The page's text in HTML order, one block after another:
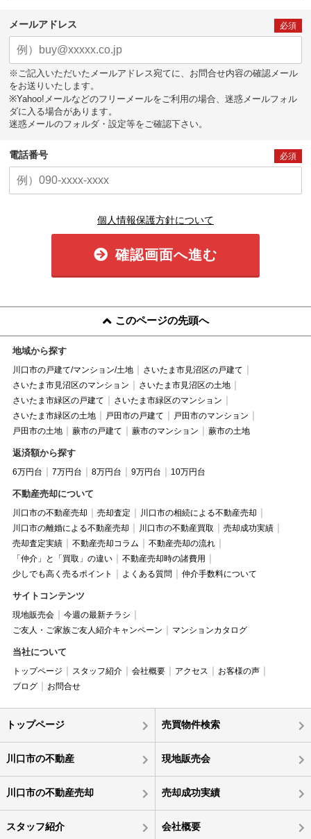
メールアドレス 必須
※ご記入いただいたメールアドレス宛てに、お問合せ内容の確認メール
をお送りいたします。
※Yahoo!メールなどのフリーメールをご利用の場合、迷惑メールフォル
ダに入る場合があります。
迷惑メールのフォルダ・設定等をご確認下さい。
電話番号 必須
個人情報保護方針について
確認画面へ進む
このページの先頭へ
地域から探す
川口市の戸建て/マンション/土地
さいたま市見沼区の戸建て
さいたま市見沼区のマンション
さいたま市見沼区の土地
さいたま市緑区の戸建て
さいたま市緑区のマンション
さいたま市緑区の土地
戸田市の戸建て
戸田市のマンション
戸田市の土地
蕨市の戸建て 蕨市のマンション 蕨市の土地
返済額から探す
6万円台 7万円台 8万円台 9万円台 10万円台
不動産売却について
川口市の不動産売却 売却査定
川口市の相続による不動産売却
川口市の離婚による不動産売却
川口市の不動産買取
売却成功実績
売却査定実績
不動産売却コラム
不動産売却の流れ
「仲介」と「買取」の違い
不動産売却時の諸費用
少しでも高く売るポイント
よくある質問 仲介手数料について
サイトコンテンツ
現地販売会
今週の最新チラシ
ご友人・ご家族ご友人紹介キャンペーン
マンションカタログ
当社について
トップページ スタッフ紹介 会社概要 アクセス
お客様の声
ブログ
お問合せ
トップページ 売買物件検索
川口市の不動産 現地販売会
川口市の不動産売却 売却成功実績
スタッフ紹介 会社概要